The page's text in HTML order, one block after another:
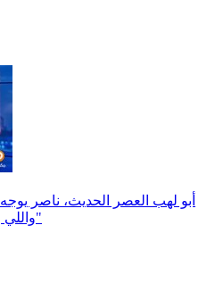
أبو لهب العصر الحديث، ناصر
واللي زيك عاملين زي "مناديل الحمام"